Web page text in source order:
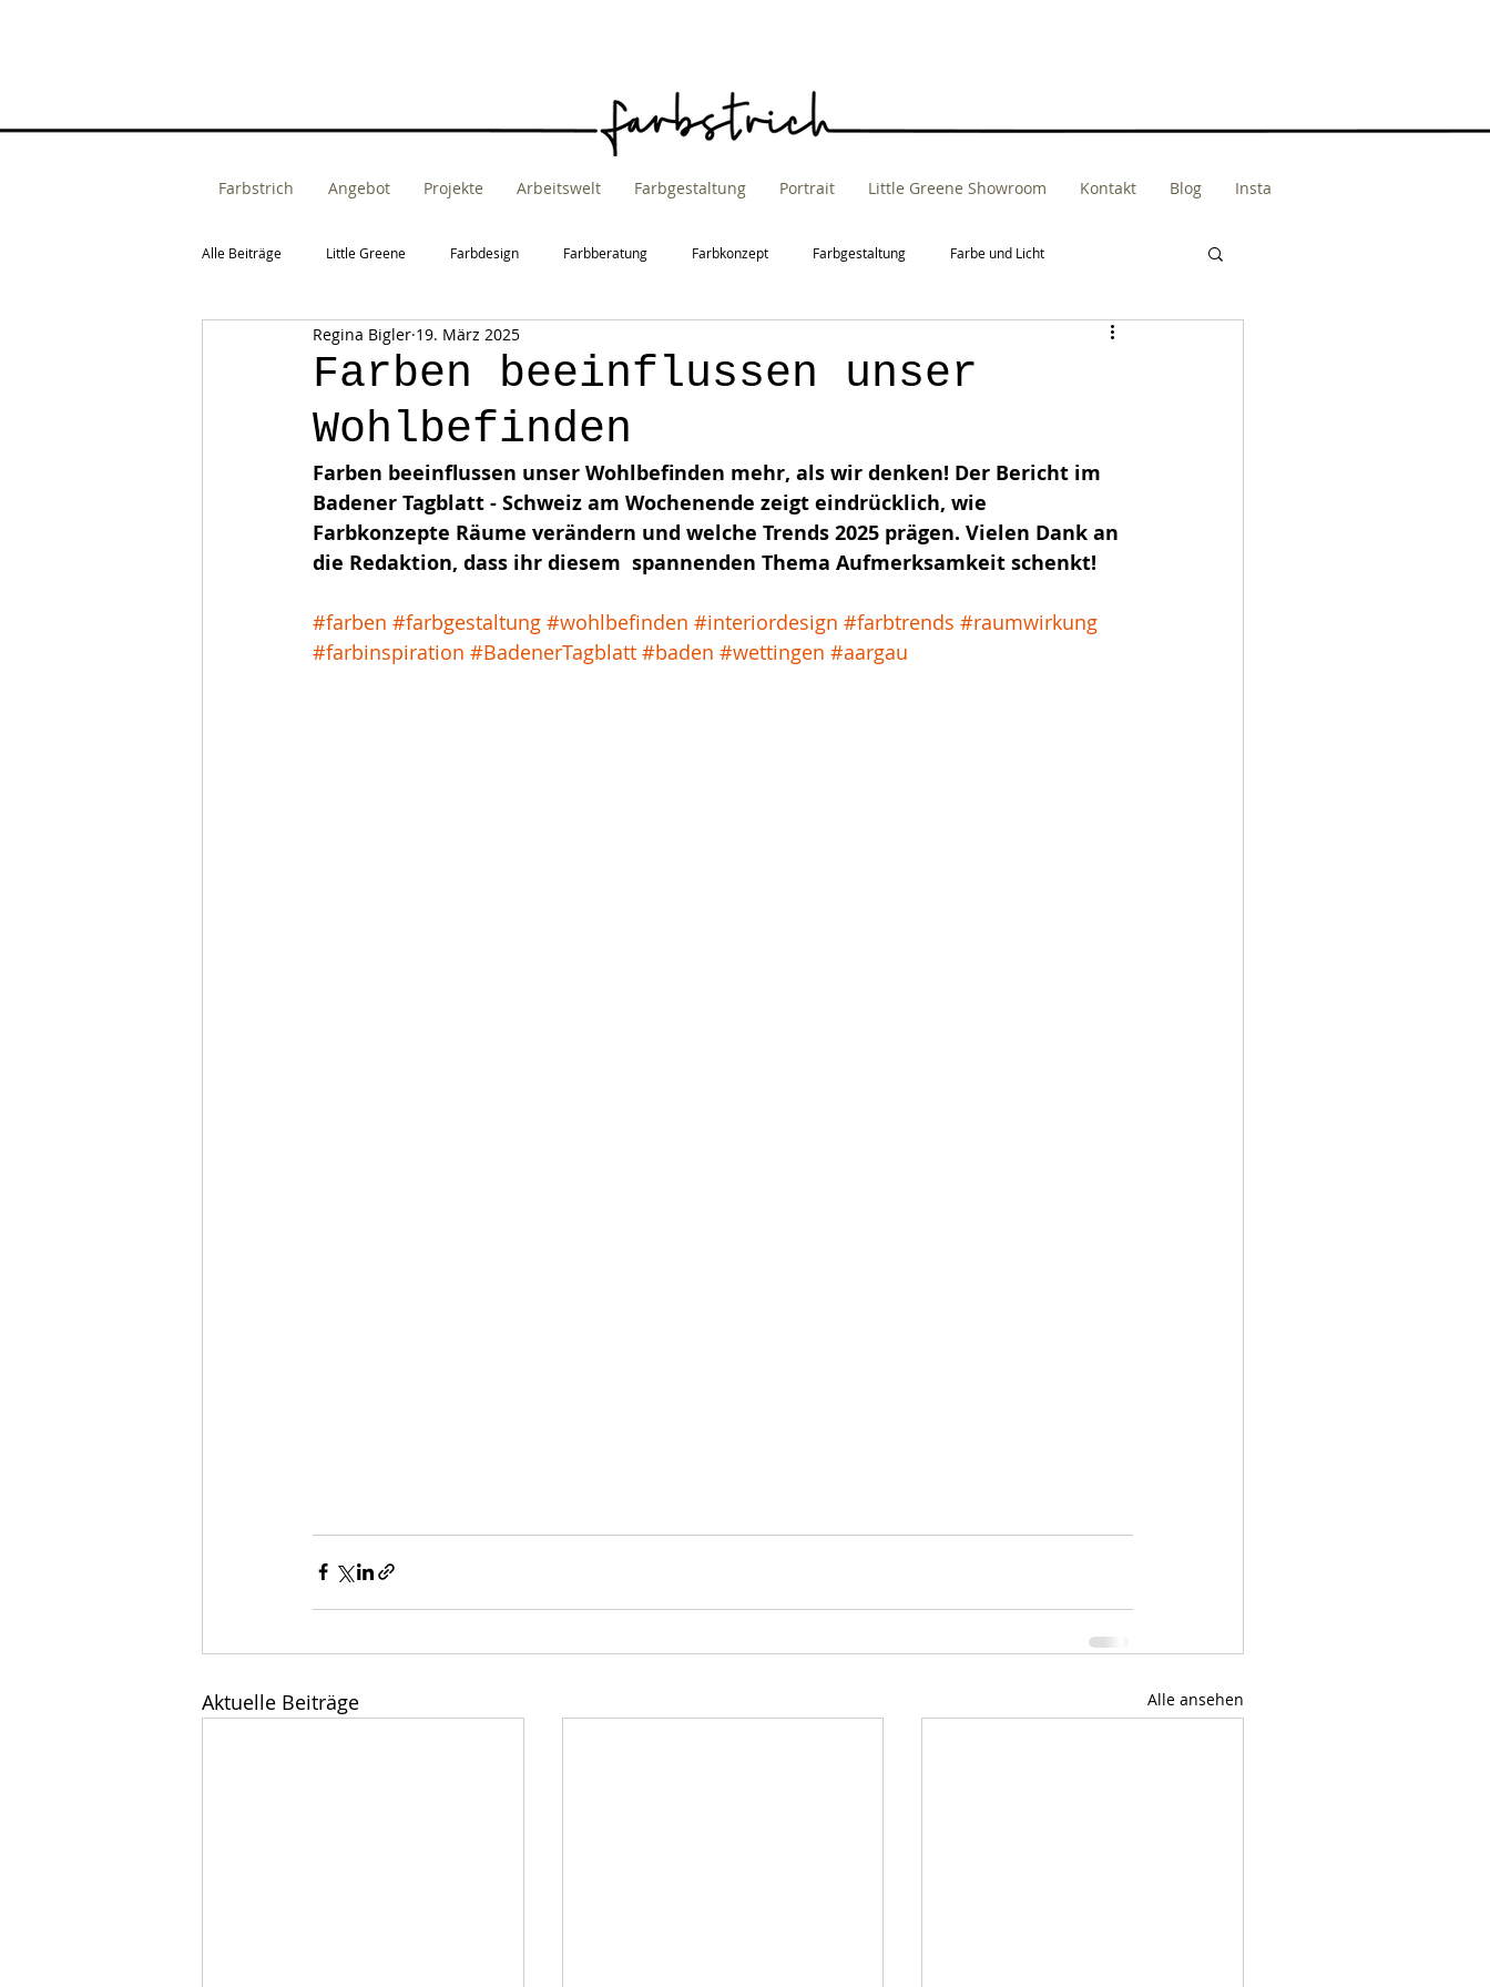
Farbstrich Angebot Projekte Arbeitswelt Farbgestaltung Portrait Little Greene Showroom Kontakt Blog Insta
Alle Beiträge Little Greene Farbdesign Farbberatung Farbkonzept Farbgestaltung Farbe und Licht
Fassadengestaltung Raumkonzept
Farben beeinflussen unser
Wohlbefinden
Regina Bigler 19. März 2025
Farben beeinflussen unser Wohlbefinden mehr, als wir denken! Der Bericht im
Badener Tagblatt - Schweiz am Wochenende zeigt eindrücklich, wie
Farbkonzepte Räume verändern und welche Trends 2025 prägen. Vielen Dank an
die Redaktion, dass ihr diesem  spannenden Thema Aufmerksamkeit schenkt!
#farben #farbgestaltung #wohlbefinden #interiordesign #farbtrends #raumwirkung
#farbinspiration #BadenerTagblatt #baden #wettingen #aargau
Aktuelle Beiträge Alle ansehen